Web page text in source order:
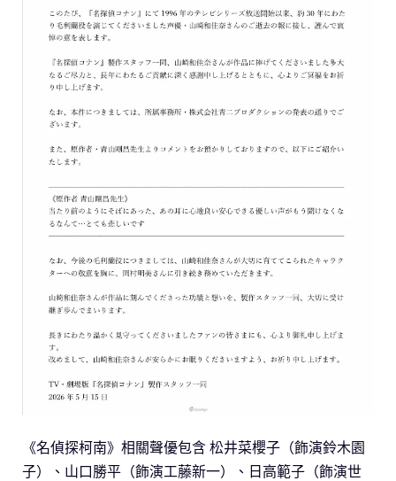
《名偵探柯南》相關聲優包含 松井菜櫻子（飾演鈴木園
子）、山口勝平（飾演工藤新一）、日高範子（飾演世